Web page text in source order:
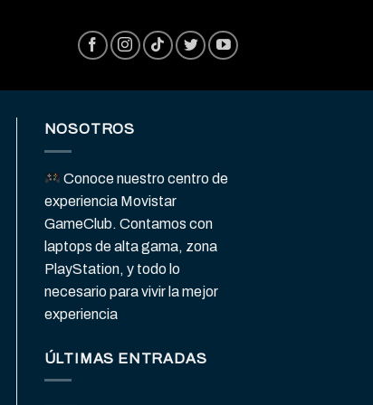
NOSOTROS
Conoce nuestro centro de
experiencia Movistar
GameClub. Contamos con
laptops de alta gama, zona
PlayStation, y todo lo
necesario para vivir la mejor
experiencia
ÚLTIMAS ENTRADAS